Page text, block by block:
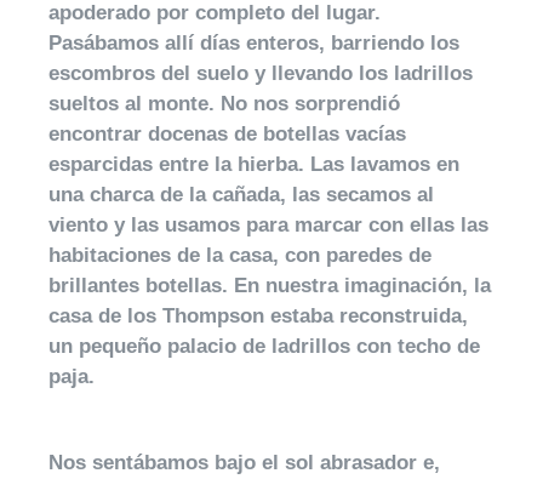
apoderado por completo del lugar.
Pasábamos allí días enteros, barriendo los
escombros del suelo y llevando los ladrillos
sueltos al monte. No nos sorprendió
encontrar docenas de botellas vacías
esparcidas entre la hierba. Las lavamos en
una charca de la cañada, las secamos al
viento y las usamos para marcar con ellas las
habitaciones de la casa, con paredes de
brillantes botellas. En nuestra imaginación, la
casa de los Thompson estaba reconstruida,
un pequeño palacio de ladrillos con techo de
paja.
Nos sentábamos bajo el sol abrasador e,